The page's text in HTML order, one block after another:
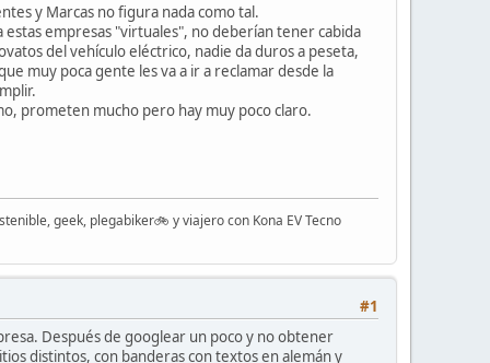
y Marcas no figura nada como tal.
empresas "virtuales", no deberían tener cabida
del vehículo eléctrico, nadie da duros a peseta,
muy poca gente les va a ir a reclamar desde la
prometen mucho pero hay muy poco claro.
geek, plegabiker🚲 y viajero con Kona EV Tecno
#1
Después de googlear un poco y no obtener
distintos, con banderas con textos en alemán y